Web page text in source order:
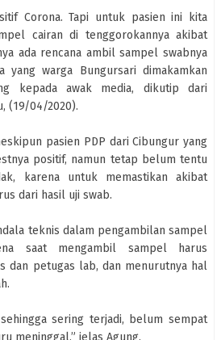
Corona. Tapi untuk pasien ini kita
cairan di tenggorokannya akibat
ada rencana ambil sampel swabnya
yang warga Bungursari dimakamkan
kepada awak media, dikutip dari
(19/04/2020).
pasien PDP dari Cibungur yang
positif, namun tetap belum tentu
karena untuk memastikan akibat
dari hasil uji swab.
teknis dalam pengambilan sampel
saat mengambil sampel harus
dan petugas lab, dan menurutnya hal
sering terjadi, belum sempat